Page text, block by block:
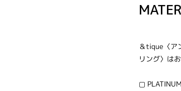
＆tique〈ア
リング〉は
▢